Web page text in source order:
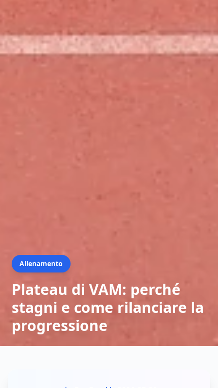
Allenamento
Plateau di VAM: perché
stagni e come rilanciare la
progressione